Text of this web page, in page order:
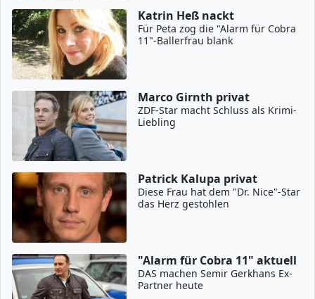
Katrin Heß nackt
Für Peta zog die "Alarm für Cobra
11"-Ballerfrau blank
Marco Girnth privat
ZDF-Star macht Schluss als Krimi-
Liebling
Patrick Kalupa privat
Diese Frau hat dem "Dr. Nice"-Star
das Herz gestohlen
"Alarm für Cobra 11" aktuell
DAS machen Semir Gerkhans Ex-
Partner heute